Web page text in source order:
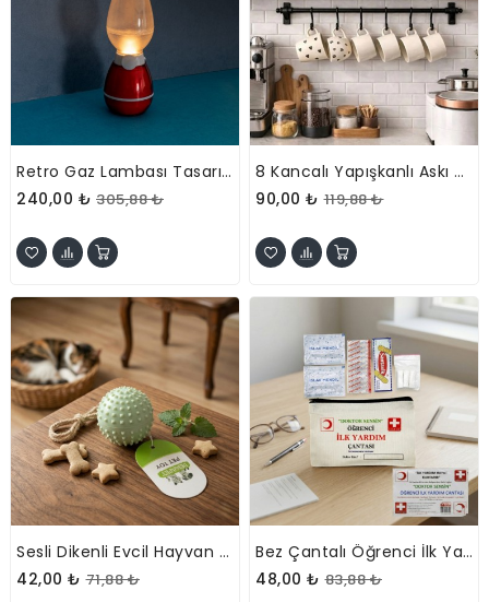
Retro Gaz Lambası Tasarımlı LED Lamba
240,00 ₺ 305,88 ₺
8 Kancalı Yapışkanlı Askı Aparatı
90,00 ₺ 119,88 ₺
Sesli Dikenli Evcil Hayvan Oyuncak Topu
42,00 ₺ 71,88 ₺
Bez Çantalı Öğrenci İlk Yardım Seti
48,00 ₺ 83,88 ₺